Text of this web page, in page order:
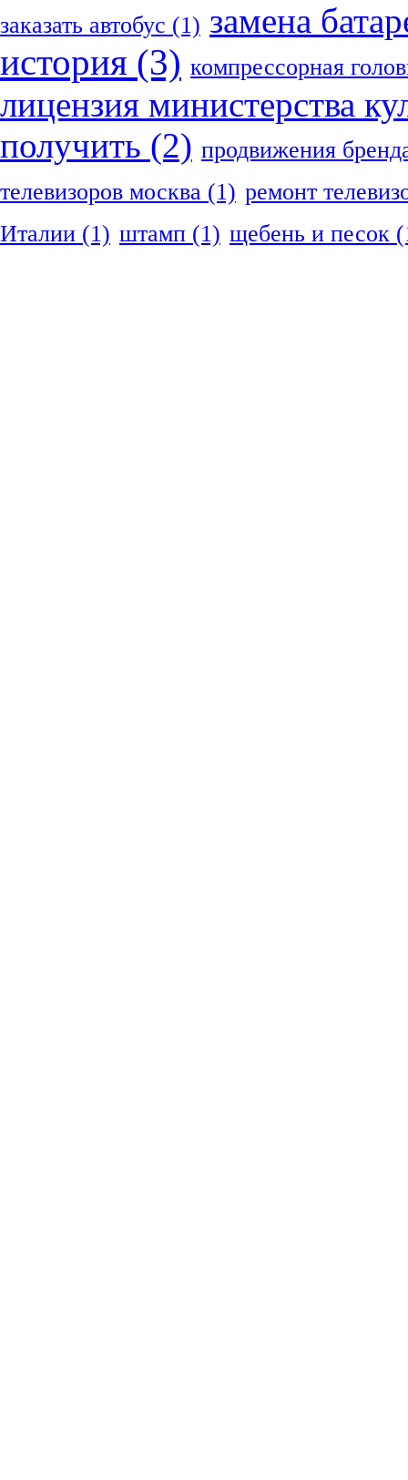
заказать автобус (1) замена
история (3) компрессорная
лицензия министерства
получить (2) продвижения
телевизоров москва (1) ремонт
Италии (1) штамп (1) щебень и песок